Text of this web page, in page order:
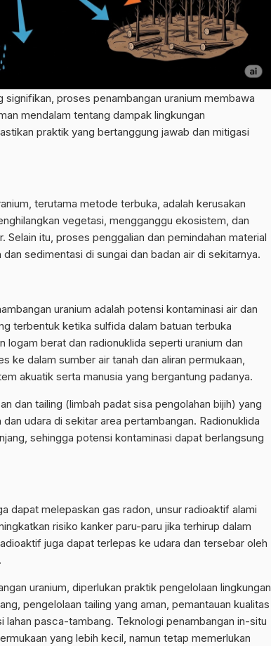
proses penambangan uranium membawa
mendalam tentang dampak lingkungan
praktik yang bertanggung jawab dan mitigasi
terutama metode terbuka, adalah kerusakan
vegetasi, mengganggu ekosistem, dan
itu, proses penggalian dan pemindahan material
sedimentasi di sungai dan badan air di sekitarnya.
uranium adalah potensi kontaminasi air dan
terbentuk ketika sulfida dalam batuan terbuka
berat dan radionuklida seperti uranium dan
ke dalam sumber air tanah dan aliran permukaan,
akuatik serta manusia yang bergantung padanya.
dan tailing (limbah padat sisa pengolahan bijih) yang
udara di sekitar area pertambangan. Radionuklida
sehingga potensi kontaminasi dapat berlangsung
dapat melepaskan gas radon, unsur radioaktif alami
risiko kanker paru-paru jika terhirup dalam
juga dapat terlepas ke udara dan tersebar oleh
uranium, diperlukan praktik pengelolaan lingkungan
pengelolaan tailing yang aman, pemantauan kualitas
lahan pasca-tambang. Teknologi penambangan in-situ
yang lebih kecil, namun tetap memerlukan